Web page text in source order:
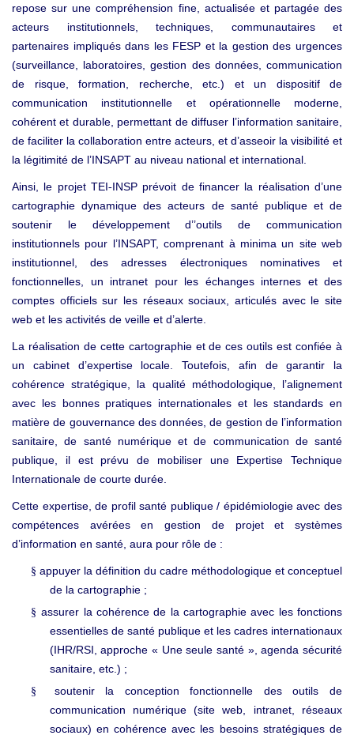
repose sur une compréhension fine, actualisée et partagée des
acteurs institutionnels, techniques, communautaires et
partenaires impliqués dans les FESP et la gestion des urgences
(surveillance, laboratoires, gestion des données, communication
de risque, formation, recherche, etc.) et un dispositif de
communication institutionnelle et opérationnelle moderne,
cohérent et durable, permettant de diffuser l’information sanitaire,
de faciliter la collaboration entre acteurs, et d’asseoir la visibilité et
la légitimité de l’INSAPT au niveau national et international.
Ainsi, le projet TEI‑INSP prévoit de financer la réalisation d’une
cartographie dynamique des acteurs de santé publique et de
soutenir le développement d’’outils de communication
institutionnels pour l’INSAPT, comprenant à minima un site web
institutionnel, des adresses électroniques nominatives et
fonctionnelles, un intranet pour les échanges internes et des
comptes officiels sur les réseaux sociaux, articulés avec le site
web et les activités de veille et d’alerte.
La réalisation de cette cartographie et de ces outils est confiée à
un cabinet d’expertise locale. Toutefois, afin de garantir la
cohérence stratégique, la qualité méthodologique, l’alignement
avec les bonnes pratiques internationales et les standards en
matière de gouvernance des données, de gestion de l’information
sanitaire, de santé numérique et de communication de santé
publique, il est prévu de mobiliser une Expertise Technique
Internationale de courte durée.
Cette expertise, de profil santé publique / épidémiologie avec des
compétences avérées en gestion de projet et systèmes
d’information en santé, aura pour rôle de :
§ appuyer la définition du cadre méthodologique et conceptuel
de la cartographie ;
§ assurer la cohérence de la cartographie avec les fonctions
essentielles de santé publique et les cadres internationaux
(IHR/RSI, approche « Une seule santé », agenda sécurité
sanitaire, etc.) ;
§
soutenir la conception fonctionnelle des outils de
communication numérique (site web, intranet, réseaux
sociaux) en cohérence avec les besoins stratégiques de